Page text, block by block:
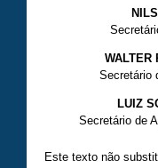
WALTER
Secretário
LUIZ
Secretário de
Este texto não